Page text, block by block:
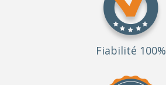
Fiabilité 100%